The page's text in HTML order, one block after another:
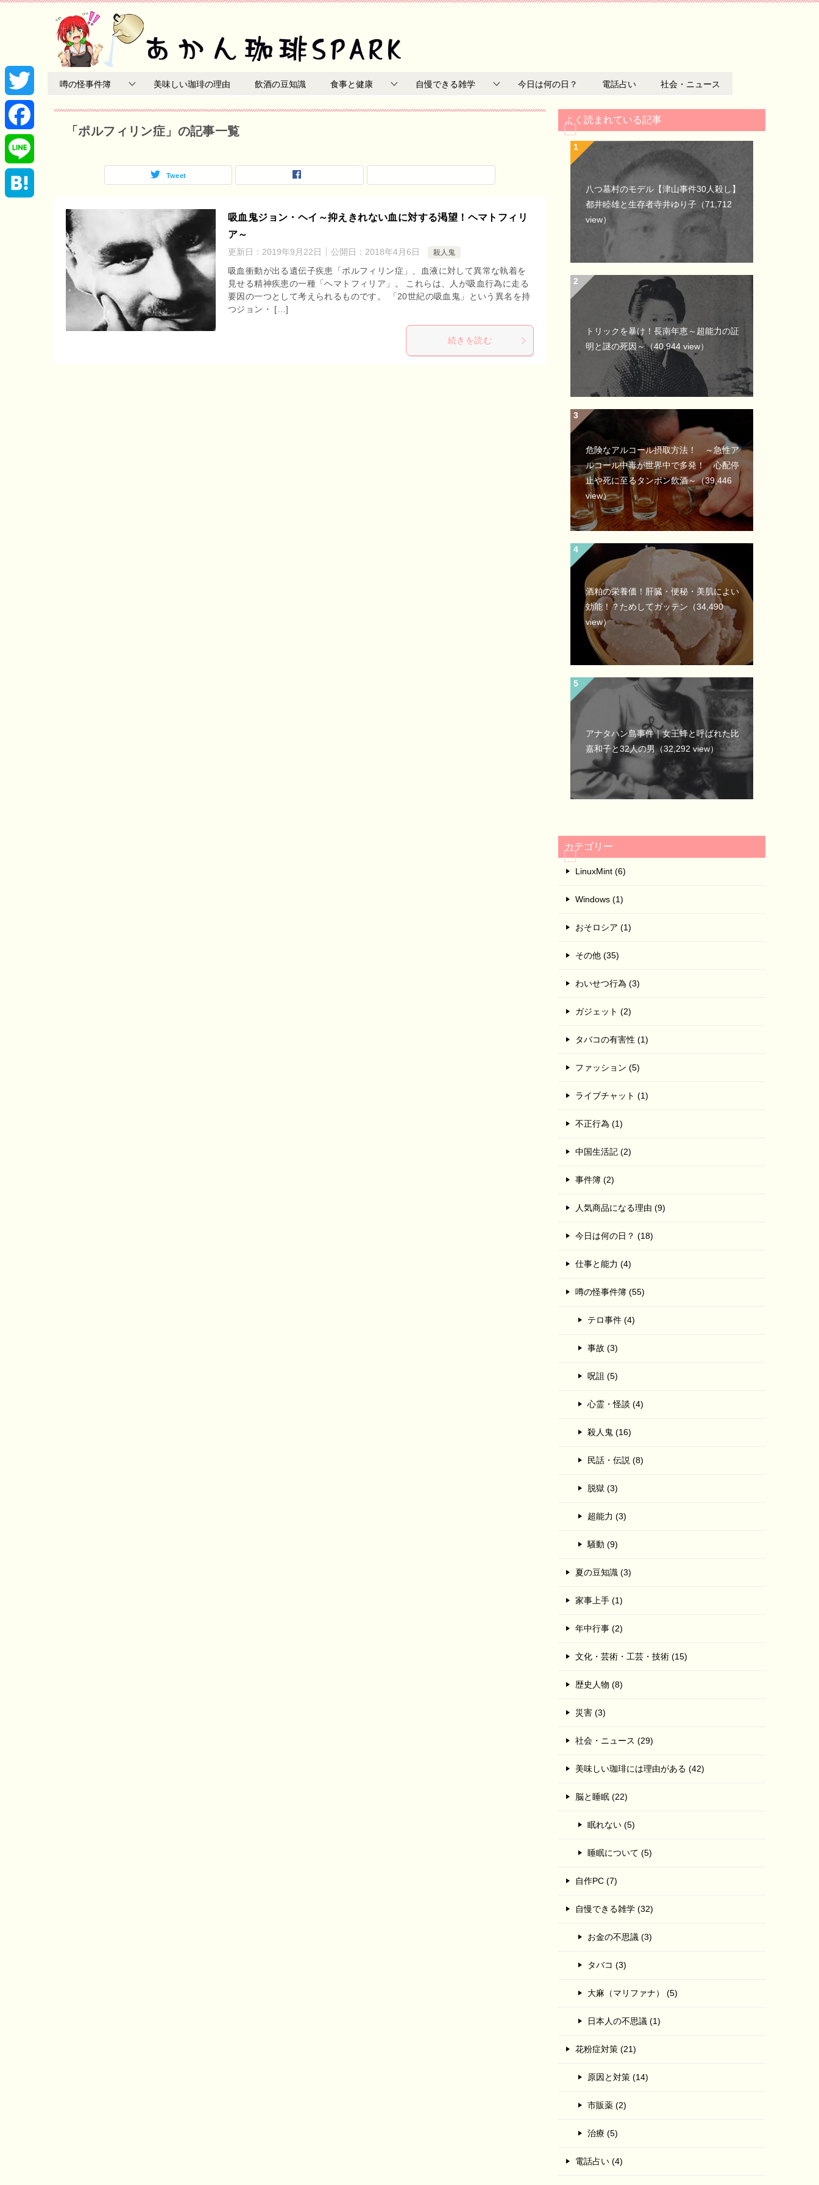
噂の怪事件簿 美味しい珈琲の理由 飲酒の豆知識 食事と健康 自慢できる雑学 今日は何の日？ 電話占い 社会・ニュース
「ポルフィリン症」の記事一覧
Tweet
吸血鬼ジョン・ヘイ～抑えきれない血に対する渇望！ヘマトフィリ
ア～
更新日： 2019年9月22日 公開日： 2018年4月6日 殺人鬼
吸血衝動が出る遺伝子疾患「ポルフィリン症」、血液に対して異常な執着を
見せる精神疾患の一種「ヘマトフィリア」。 これらは、人が吸血行為に走る
要因の一つとして考えられるものです。 「20世紀の吸血鬼」という異名を持
つジョン・ […]
続きを読む
よく読まれている記事
八つ墓村のモデル【津山事件30人殺し】
都井睦雄と生存者寺井ゆり子 （71,712
view）
トリックを暴け！長南年恵～超能力の証
明と謎の死因～（40,944 view）
危険なアルコール摂取方法！ ～急性ア
ルコール中毒が世界中で多発！ 心配停
止や死に至るタンポン飲酒～（39,446
view）
酒粕の栄養価！肝臓・便秘・美肌によい
効能！？ためしてガッテン （34,490
view）
アナタハン島事件｜女王蜂と呼ばれた比
嘉和子と32人の男（32,292 view）
カテゴリー
LinuxMint (6)
Windows (1)
おそロシア (1)
その他 (35)
わいせつ行為 (3)
ガジェット (2)
タバコの有害性 (1)
ファッション (5)
ライブチャット (1)
不正行為 (1)
中国生活記 (2)
事件簿 (2)
人気商品になる理由 (9)
今日は何の日？ (18)
仕事と能力 (4)
噂の怪事件簿 (55)
テロ事件 (4)
事故 (3)
呪詛 (5)
心霊・怪談 (4)
殺人鬼 (16)
民話・伝説 (8)
脱獄 (3)
超能力 (3)
騒動 (9)
夏の豆知識 (3)
家事上手 (1)
年中行事 (2)
文化・芸術・工芸・技術 (15)
歴史人物 (8)
災害 (3)
社会・ニュース (29)
美味しい珈琲には理由がある (42)
脳と睡眠 (22)
眠れない (5)
睡眠について (5)
自作PC (7)
自慢できる雑学 (32)
お金の不思議 (3)
タバコ (3)
大麻（マリファナ） (5)
日本人の不思議 (1)
花粉症対策 (21)
原因と対策 (14)
市販薬 (2)
治療 (5)
電話占い (4)
T
w
i
t
F
a